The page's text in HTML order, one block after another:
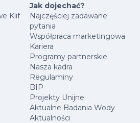
Klif
Jak dojechać?
Najczęściej zadawane
pytania
Współpraca marketingowa
Kariera
Programy partnerskie
Nasza kadra
Regulaminy
BIP
Projekty Unijne
Aktualne Badania Wody
Aktualności